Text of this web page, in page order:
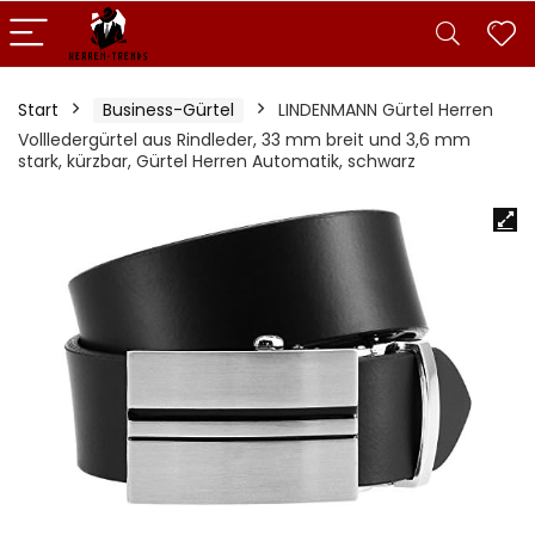
Start Business-Gürtel
LINDENMANN Gürtel Herren
Vollledergürtel aus Rindleder, 33 mm breit und 3,6 mm
stark, kürzbar, Gürtel Herren Automatik, schwarz